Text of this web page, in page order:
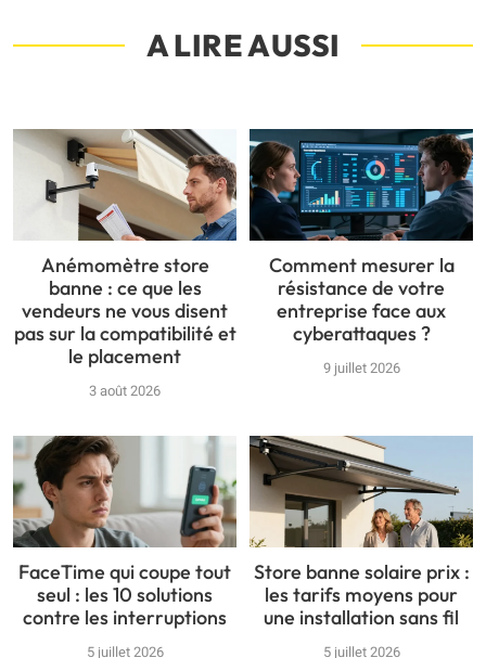
A LIRE AUSSI
Anémomètre store
banne : ce que les
vendeurs ne vous disent
pas sur la compatibilité et
le placement
3 août 2026
Comment mesurer la
résistance de votre
entreprise face aux
cyberattaques ?
9 juillet 2026
FaceTime qui coupe tout
seul : les 10 solutions
contre les interruptions
5 juillet 2026
Store banne solaire prix :
les tarifs moyens pour
une installation sans fil
5 juillet 2026